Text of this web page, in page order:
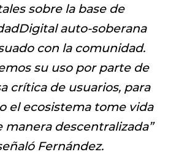
sobre la base de
auto-soberana
con la comunidad.
su uso por parte de
crítica de usuarios, para
el ecosistema tome vida
manera descentralizada”
Fernández.